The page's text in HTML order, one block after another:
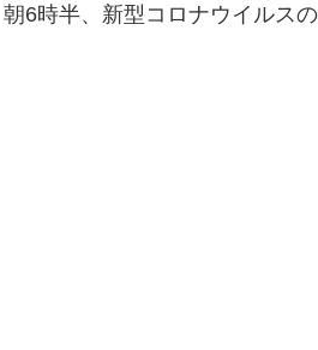
6時半、新型コロナウイルス